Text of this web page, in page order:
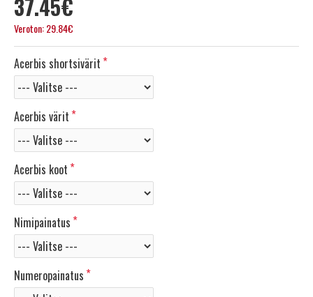
37.45€
Veroton: 29.84€
Acerbis shortsivärit
Acerbis värit
Acerbis koot
Nimipainatus
Numeropainatus